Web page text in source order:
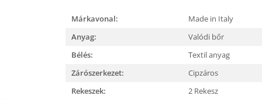
Márkavonal:
Made in Italy
Anyag:
Valódi bőr
Bélés:
Textil anyag
Zárószerkezet:
Cipzáros
Rekeszek:
2 Rekesz